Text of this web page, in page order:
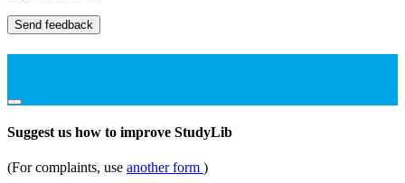
Send feedback
Suggest us how to improve StudyLib
(For complaints, use another form )